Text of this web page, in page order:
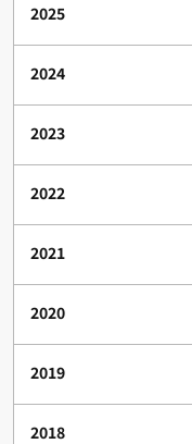
2025
2024
2023
2022
2021
2020
2019
2018